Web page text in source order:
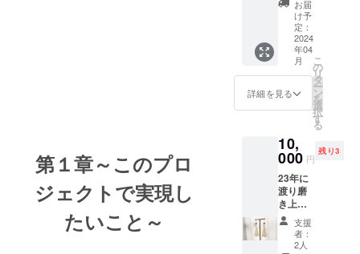
第１章～このプロ
ジェクトで実現し
たいこと～
間は1~2
時間作
品が完
成する
まで最
後まで
お付き
合いし
二択。
キッズ
たちが
大好き
な恐
竜、ア
パトサ
ウルス
と、靴
て頂け
ます。
色は
赤、ピ
ンク、
黄色、
薄黄
色、
色と、8
種類ご
ていま
す。備
考欄に
ご希望
の色を
一緒に
致しま
す！ ス
ポン
サー期
間はフ
ランス
渡航初
およそ2
間。 本
名で
も、メ
ンショ
ンで
も、記
載希望
のお名
前を備
ン 僕の
インス
タグラ
ムのス
トー
リーは1
日150人
～300人
ほどが
ていま
す ここ
で一日
ごとに
更新さ
れるス
トー
リーに
お名前
お届
け予
定：
2024
年04
月
詳細を見る
こ
の
リ
タ
ー
ン
を
選
択
す
る
10,
000 円
残り3
23年に
渡り磨
き上げ
てきた
折り紙
の美し
支援
者：
2人